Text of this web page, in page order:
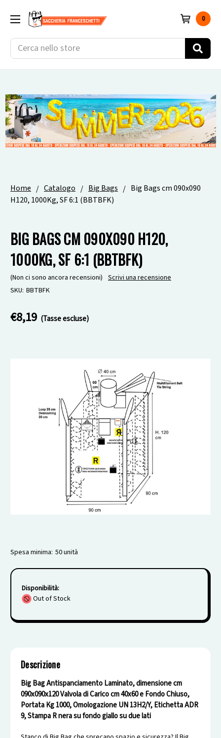
Cerca
0
Home Catalogo Big Bags
Big Bags cm 090x090
H120, 1000Kg, SF 6:1 (BBTBFK)
BIG BAGS CM 090X090 H120,
1000KG, SF 6:1 (BBTBFK)
(Non ci sono ancora recensioni) Scrivi una recensione
SKU: BBTBFK
€8,19 (Tasse escluse)
Spesa minima: 50 unità
Disponibilità:
Out of Stock
Descrizione
Big Bag Antispanciamento Laminato, dimensione cm
090x090x120 Valvola di Carico cm 40x60 e Fondo Chiuso,
Portata Kg 1000, Omologazione UN 13H2/Y, Etichetta ADR
9, Stampa R nera su fondo giallo su due lati